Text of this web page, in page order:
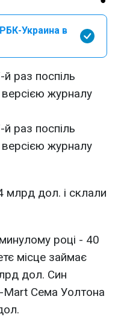
РБК-Украина в
раз поспіль
журналу
раз поспіль
журналу
млрд дол. і склали
році - 40
місце займає
дол. Син
Mart Сема Уолтона